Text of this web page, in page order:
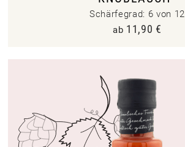
Schärfegrad: 6 von 12
ab 11,90 €